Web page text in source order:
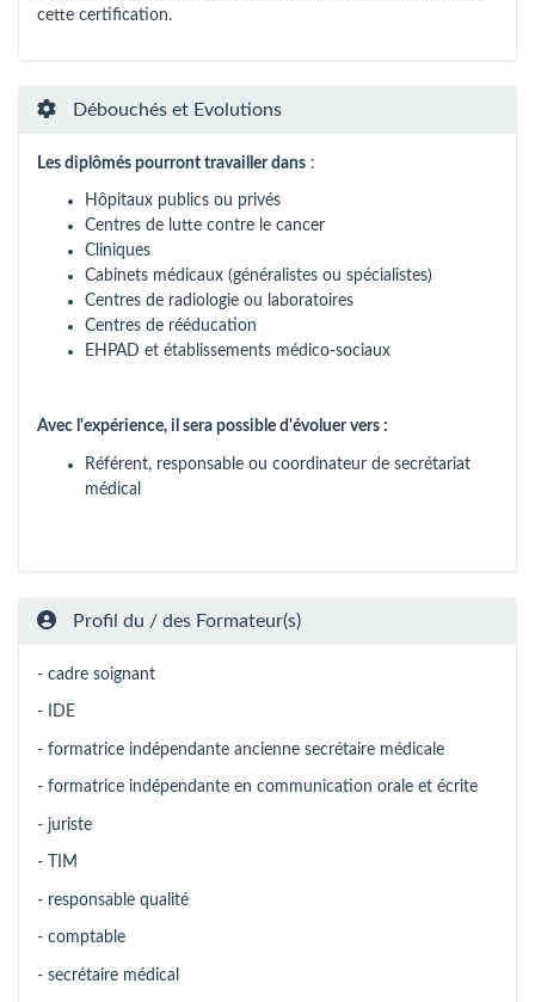
cette certification.
Débouchés et Evolutions
Les diplômés pourront travailler dans :
Hôpitaux publics ou privés
Centres de lutte contre le cancer
Cliniques
Cabinets médicaux (généralistes ou spécialistes)
Centres de radiologie ou laboratoires
Centres de rééducation
EHPAD et établissements médico-sociaux
Avec l'expérience, il sera possible d'évoluer vers :
Référent, responsable ou coordinateur de secrétariat
médical
Profil du / des Formateur(s)
- cadre soignant
- IDE
- formatrice indépendante ancienne secrétaire médicale
- formatrice indépendante en communication orale et écrite
- juriste
- TIM
- responsable qualité
- comptable
- secrétaire médical